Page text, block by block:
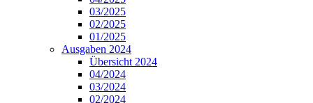
03/2025
02/2025
01/2025
Ausgaben 2024
Übersicht 2024
04/2024
03/2024
02/2024